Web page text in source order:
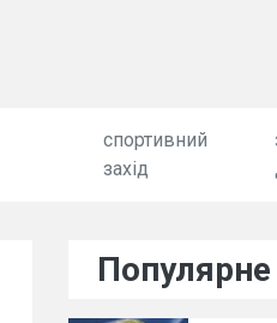
спортивний
захід
Популярне